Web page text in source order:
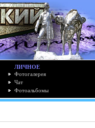
ЛИЧНОЕ
Фотогалерея
Чат
Фотоальбомы